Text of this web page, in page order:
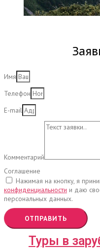
Имя
Телефон
E-mail
Комментарий
Соглашение
Нажимая на кнопку, я
конфиденциальности и даю
персональных данных.
ОТПРАВИТЬ
Туры в